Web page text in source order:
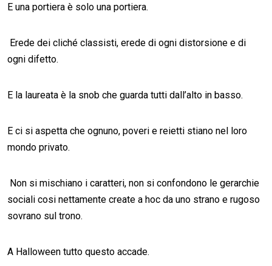
E una portiera è solo una portiera.
Erede dei cliché classisti, erede di ogni distorsione e di
ogni difetto.
E la laureata è la snob che guarda tutti dall’alto in basso.
E ci si aspetta che ognuno, poveri e reietti stiano nel loro
mondo privato.
Non si mischiano i caratteri, non si confondono le gerarchie
sociali cosi nettamente create a hoc da uno strano e rugoso
sovrano sul trono.
A Halloween tutto questo accade.